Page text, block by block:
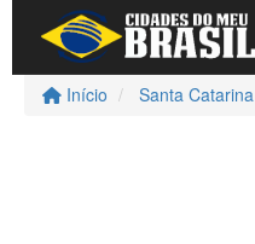
Início Santa Catarina